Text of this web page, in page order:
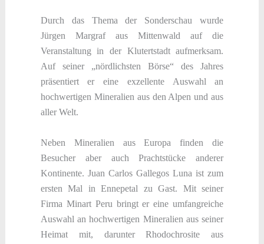
Durch das Thema der Sonderschau wurde
Jürgen Margraf aus Mittenwald auf die
Veranstaltung in der Klutertstadt aufmerksam.
Auf seiner „nördlichsten Börse“ des Jahres
präsentiert er eine exzellente Auswahl an
hochwertigen Mineralien aus den Alpen und aus
aller Welt.
Neben Mineralien aus Europa finden die
Besucher aber auch Prachtstücke anderer
Kontinente. Juan Carlos Gallegos Luna ist zum
ersten Mal in Ennepetal zu Gast. Mit seiner
Firma Minart Peru bringt er eine umfangreiche
Auswahl an hochwertigen Mineralien aus seiner
Heimat mit, darunter Rhodochrosite aus